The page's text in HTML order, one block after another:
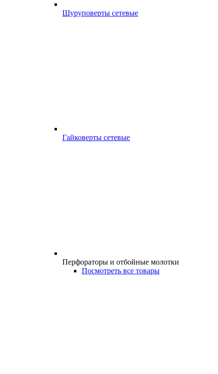
Шуруповерты сетевые
Гайковерты сетевые
Перфораторы и отбойные молотки
Посмотреть все товары